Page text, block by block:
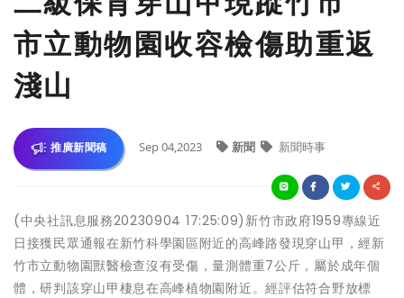
市立動物園收容檢傷助重返
淺山
推廣新聞稿 Sep 04,2023 新聞 新聞時事
(中央社訊息服務20230904 17:25:09)新竹市政府1959專線近
日接獲民眾通報在新竹科學園區附近的高峰路發現穿山甲，經新
竹市立動物園獸醫檢查沒有受傷，量測體重7公斤，屬於成年個
體，研判該穿山甲棲息在高峰植物園附近。經評估符合野放標